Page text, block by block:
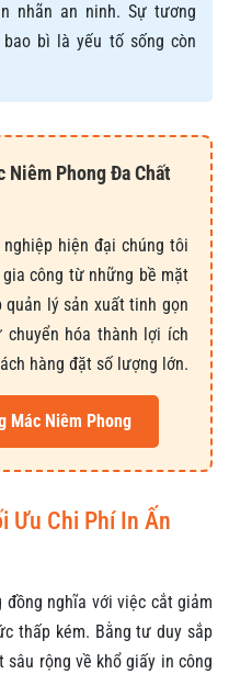
nhãn an ninh. Sự tương
bì là yếu tố sống còn
Niêm Phong Đa Chất
hiện đại chúng tôi
công từ những bề mặt
quản lý sản xuất tinh gọn
hóa thành lợi ích
hàng đặt số lượng lớn.
Mác Niêm Phong
Ưu Chi Phí In Ấn
nghĩa với việc cắt giảm
thấp kém. Bằng tư duy sắp
rộng về khổ giấy in công